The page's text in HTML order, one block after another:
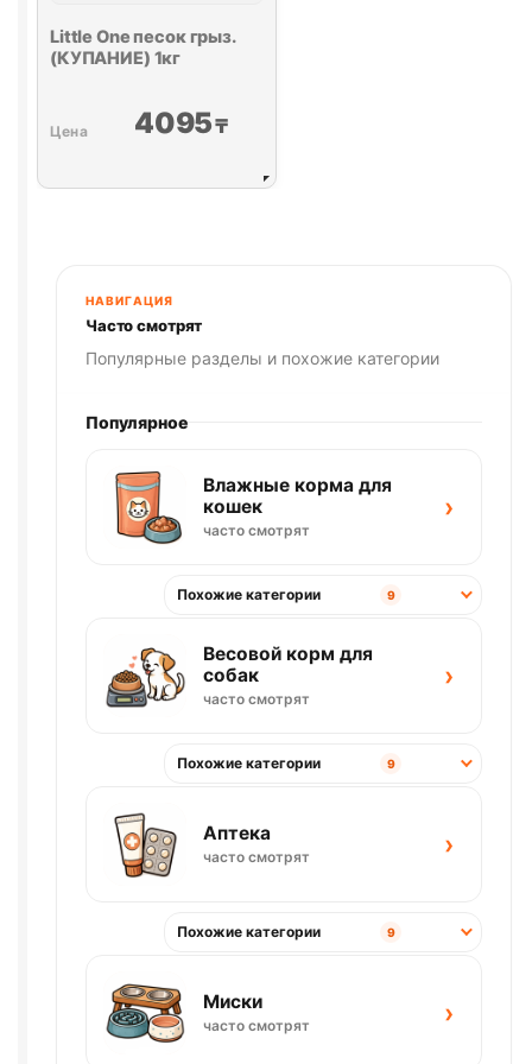
Little Oneпесок грыз.
(КУПАНИЕ) 1кг
4095₸
НАВИГАЦИЯ
Часто смотрят
Популярные разделы и похожие категории
Популярное
Влажные корма для
кошек
часто смотрят
›
Похожие категории 9
Весовой корм для
собак
часто смотрят
›
Похожие категории 9
Аптека
часто смотрят ›
Похожие категории 9
Миски
часто смотрят ›